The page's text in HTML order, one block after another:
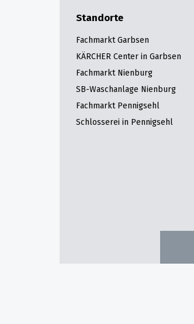
Standorte
Fachmarkt Garbsen
KÄRCHER Center in Garbsen
Fachmarkt Nienburg
SB-Waschanlage Nienburg
Fachmarkt Pennigsehl
Schlosserei in Pennigsehl